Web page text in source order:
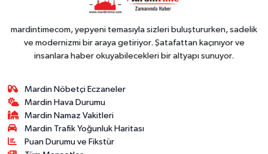
mardintimecom, yepyeni temasıyla sizleri buluştururken, sadelik
ve modernizmi bir araya getiriyor. Şatafattan kaçınıyor ve
insanlara haber okuyabilecekleri bir altyapı sunuyor.
Mardin Nöbetçi Eczaneler
Mardin Hava Durumu
Mardin Namaz Vakitleri
Mardin Trafik Yoğunluk Haritası
Puan Durumu ve Fikstür